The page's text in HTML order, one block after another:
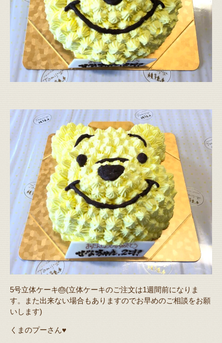
5号立体ケーキ🎂(立体ケーキのご注文は1週間前になりま
す。また出来ない場合もありますのでお早めのご相談をお願
いします)
くまのプーさん♥️